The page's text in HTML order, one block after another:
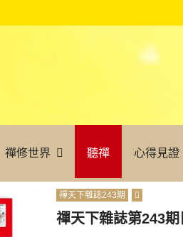
禪修世界 聽禪 心得見證
禪天下雜誌243期
禪天下雜誌第243期